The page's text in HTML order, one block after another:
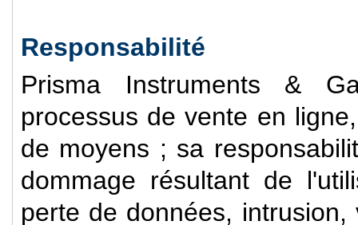
Responsabilité
Prisma Instruments &
processus de vente en
de moyens ; sa
dommage résultant de
perte de données,